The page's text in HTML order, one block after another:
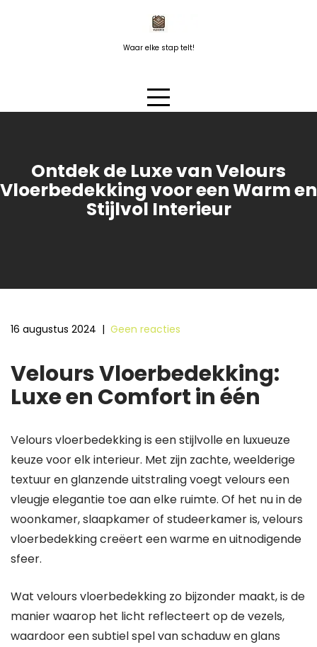
Waar elke stap telt!
Ontdek de Luxe van Velours
Vloerbedekking voor een Warm en
Stijlvol Interieur
16 augustus 2024 | Geen reacties
Velours Vloerbedekking:
Luxe en Comfort in één
Velours vloerbedekking is een stijlvolle en luxueuze
keuze voor elk interieur. Met zijn zachte, weelderige
textuur en glanzende uitstraling voegt velours een
vleugje elegantie toe aan elke ruimte. Of het nu in de
woonkamer, slaapkamer of studeerkamer is, velours
vloerbedekking creëert een warme en uitnodigende
sfeer.
Wat velours vloerbedekking zo bijzonder maakt, is de
manier waarop het licht reflecteert op de vezels,
waardoor een subtiel spel van schaduw en glans